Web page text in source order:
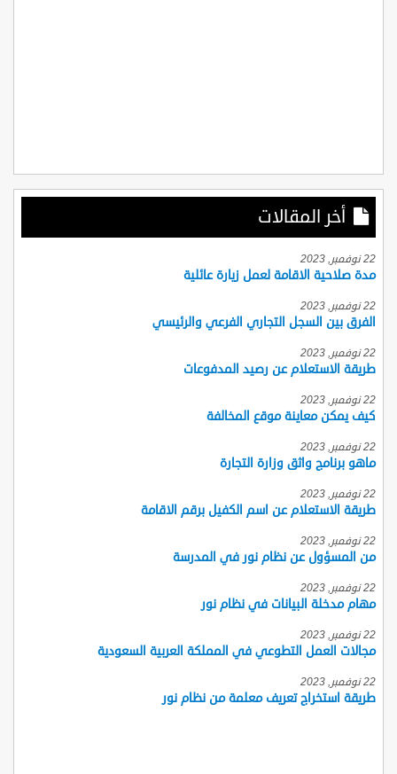
أخر المقالات
22 نوفمبر, 2023
مدة صلاحية الاقامة لعمل زيارة عائلية
22 نوفمبر, 2023
الفرق بين السجل التجاري الفرعي والرئيسي
22 نوفمبر, 2023
طريقة الاستعلام عن رصيد المدفوعات
22 نوفمبر, 2023
كيف يمكن معاينة موقع المخالفة
22 نوفمبر, 2023
ماهو برنامج واثق وزارة التجارة
22 نوفمبر, 2023
طريقة الاستعلام عن اسم الكفيل برقم الاقامة
22 نوفمبر, 2023
من المسؤول عن نظام نور في المدرسة
22 نوفمبر, 2023
مهام مدخلة البيانات في نظام نور
22 نوفمبر, 2023
مجالات العمل التطوعي في المملكة العربية السعودية
22 نوفمبر, 2023
طريقة استخراج تعريف معلمة من نظام نور